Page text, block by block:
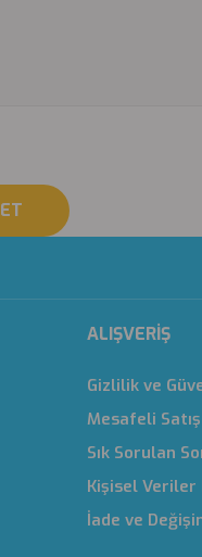
ALIŞVERİŞ
Gizlilik ve
Mesafeli
Sık Sorulan
Kişisel Veriler
İade ve